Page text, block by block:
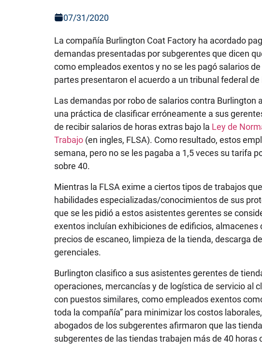
07/31/2020
La compañía Burlington Coat Factory ha acordado
demandas presentadas por subgerentes que dicen
como empleados exentos y no se les pagó salarios de
partes presentaron el acuerdo a un tribunal federal
Las demandas por robo de salarios contra
una práctica de clasificar erróneamente a sus
de recibir salarios de horas extras bajo la Ley de
Trabajo (en ingles, FLSA). Como resultado, estos
semana, pero no se les pagaba a 1,5 veces su tarifa
sobre 40.
Mientras la FLSA exime a ciertos tipos de trabajos
habilidades especializadas/conocimientos de sus
que se les pidió a estos asistentes gerentes se
exentos incluían exhibiciones de edificios,
precios de escaneo, limpieza de la tienda, descarga
gerenciales.
Burlington clasifico a sus asistentes gerentes de
operaciones, mercancías y de logística de servicio al
con puestos similares, como empleados exentos
toda la compañía” para minimizar los costos
abogados de los subgerentes afirmaron que las
subgerentes de las tiendas trabajen más de 40